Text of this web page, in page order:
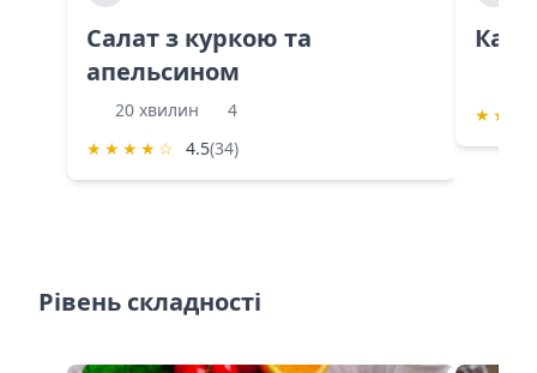
Салат з куркою та
апельсином
20 хвилин
4
★ ★ ★ ★ ☆ 4.5(34)
★ ★
Рівень складності